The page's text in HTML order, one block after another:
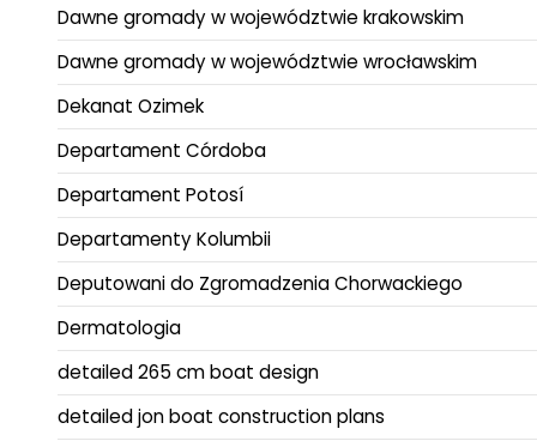
Dawne gromady w województwie krakowskim
Dawne gromady w województwie wrocławskim
Dekanat Ozimek
Departament Córdoba
Departament Potosí
Departamenty Kolumbii
Deputowani do Zgromadzenia Chorwackiego
Dermatologia
detailed 265 cm boat design
detailed jon boat construction plans